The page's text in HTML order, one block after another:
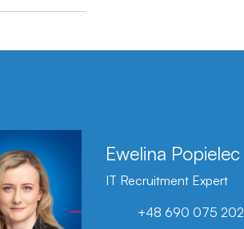
Ewelina Popielec
IT Recruitment Expert
+48 690 075 202